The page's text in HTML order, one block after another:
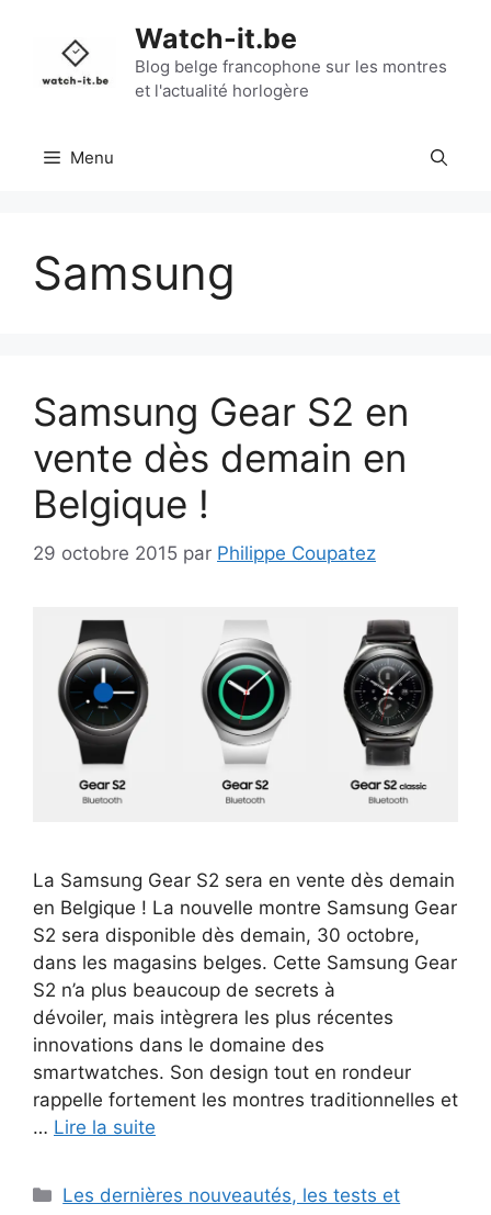
contenu
Watch-it.be
Blog belge francophone sur les montres
et l'actualité horlogère
Menu
Samsung
Samsung Gear S2 en
vente dès demain en
Belgique !
29 octobre 2015 par Philippe Coupatez
La Samsung Gear S2 sera en vente dès demain
en Belgique ! La nouvelle montre Samsung Gear
S2 sera disponible dès demain, 30 octobre,
dans les magasins belges. Cette Samsung Gear
S2 n’a plus beaucoup de secrets à
dévoiler, mais intègrera les plus récentes
innovations dans le domaine des
smartwatches. Son design tout en rondeur
rappelle fortement les montres traditionnelles et
… Lire la suite
Catégories
Les dernières nouveautés, les tests et